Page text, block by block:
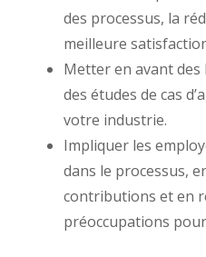
des processus, la
meilleure
Metter en avant des
des études de cas
votre industrie.
Impliquer les
dans le processus,
contributions et en
préoccupations